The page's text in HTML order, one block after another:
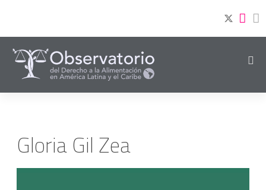
Gloria Gil Zea